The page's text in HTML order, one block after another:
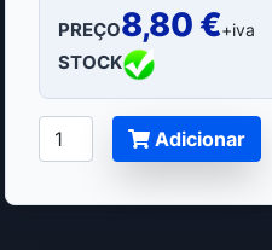
PREÇO8,80 €+iva
STOCK
Adicionar